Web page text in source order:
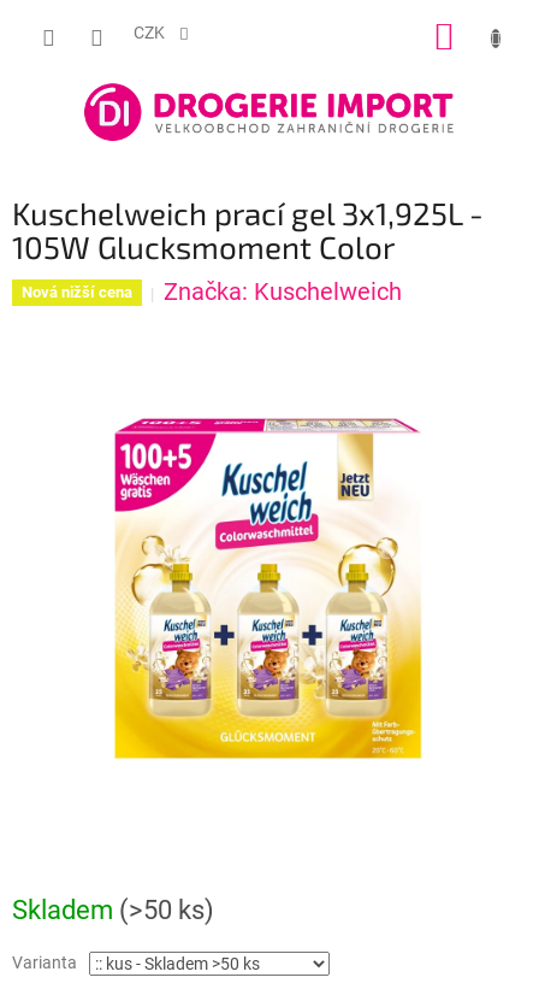
CZK
Kuschelweich prací gel 3x1,925L -
105W Glucksmoment Color
Nová nižší cena Značka: Kuschelweich
Skladem (>50 ks)
Varianta